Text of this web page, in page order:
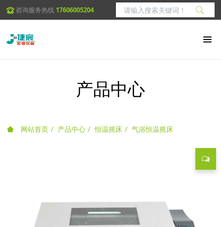
咨询服务热线 17606005204
产品中心
网站首页 产品中心 恒温摇床 气浴恒温摇床